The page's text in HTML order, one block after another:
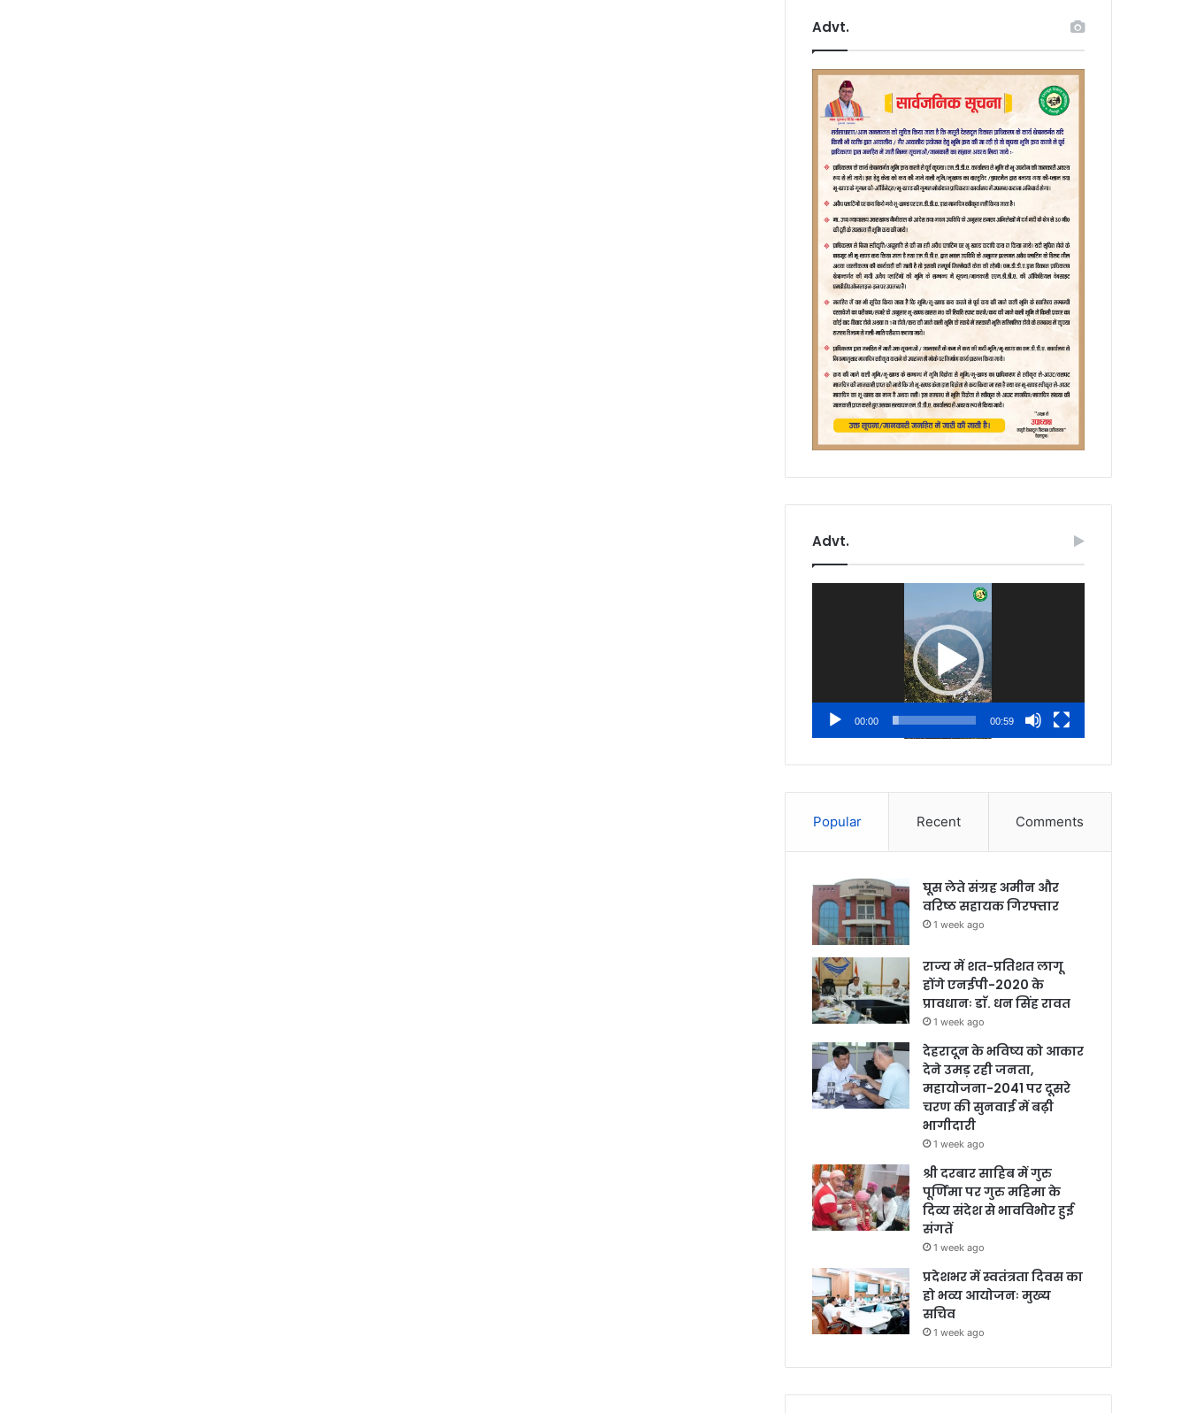
Advt.
Advt.
00:00 00:59
Popular Recent Comments
घूस लेते संग्रह अमीन और
वरिष्ठ सहायक गिरफ्तार
1 week ago
राज्य में शत-प्रतिशत लागू
होंगे एनईपी-2020 के
प्रावधानः डाॅ. धन सिंह रावत
1 week ago
देहरादून के भविष्य को आकार
देने उमड़ रही जनता,
महायोजना-2041 पर दूसरे
चरण की सुनवाई में बढ़ी
भागीदारी
1 week ago
श्री दरबार साहिब में गुरु
पूर्णिमा पर गुरु महिमा के
दिव्य संदेश से भावविभोर हुई
संगतें
1 week ago
प्रदेशभर में स्वतंत्रता दिवस का
हो भव्य आयोजनः मुख्य
सचिव
1 week ago